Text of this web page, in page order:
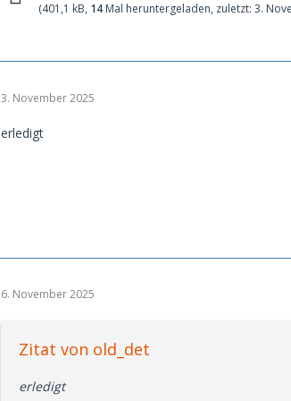
(401,1 kB, 14 Mal heruntergeladen, zuletzt: 3.
3. November 2025
erledigt
6. November 2025
Zitat von old_det
erledigt